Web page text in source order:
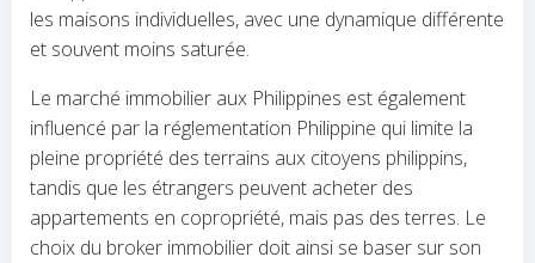
les maisons individuelles, avec une dynamique différente
et souvent moins saturée.
Le marché immobilier aux Philippines est également
influencé par la réglementation Philippine qui limite la
pleine propriété des terrains aux citoyens philippins,
tandis que les étrangers peuvent acheter des
appartements en copropriété, mais pas des terres. Le
choix du broker immobilier doit ainsi se baser sur son